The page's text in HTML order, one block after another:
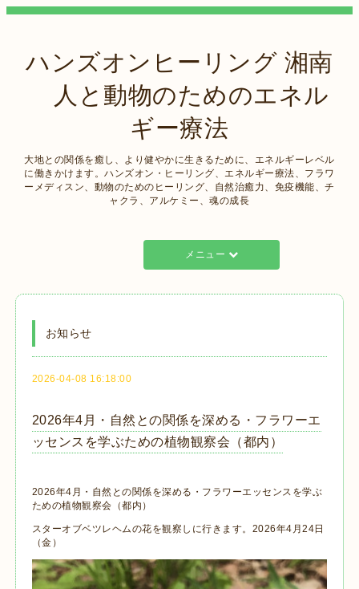
ハンズオンヒーリング 湘南
人と動物のためのエネル
ギー療法
大地との関係を癒し、より健やかに生きるために、エネルギーレベル
に働きかけます。ハンズオン・ヒーリング、エネルギー療法、フラワ
ーメディスン、動物のためのヒーリング、自然治癒力、免疫機能、チ
ャクラ、アルケミー、魂の成長
メニュー
お知らせ
2026-04-08 16:18:00
2026年4月・自然との関係を深める・フラワーエ
ッセンスを学ぶための植物観察会（都内）
2026年4月・自然との関係を深める・フラワーエッセンスを学ぶ
ための植物観察会（都内）
スターオブベツレヘムの花を観察しに行きます。2026年4月24日
（金）